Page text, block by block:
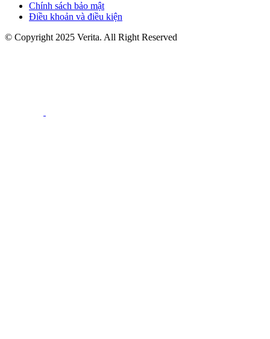
Chính sách bảo mật
Điều khoản và điều kiện
© Copyright 2025 Verita. All Right Reserved